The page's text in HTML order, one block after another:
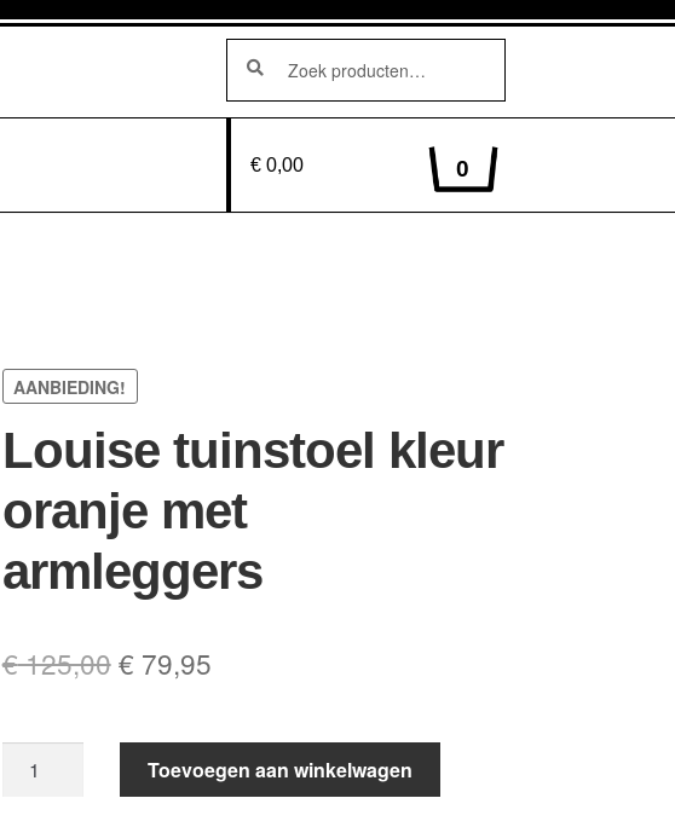
Zoeken
naar:
€ 0,00 0
AANBIEDING!
Louise tuinstoel kleur
oranje met
armleggers
€125,00Oorspronkelijke
was:
€ 125,00.
€ 79,95Huidige
is:
€ 79,95.
tuinstoel
Toevoegen aan winkelwagen